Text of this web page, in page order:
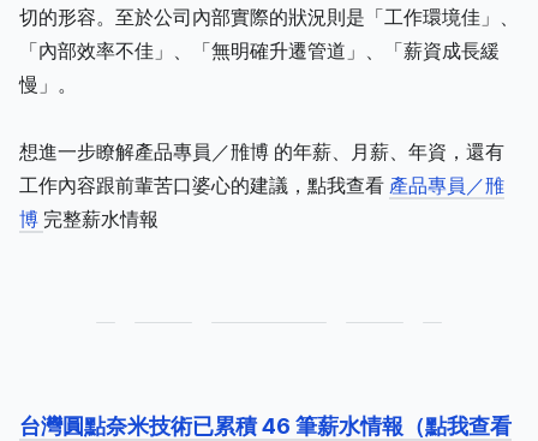
切的形容。至於公司內部實際的狀況則是「工作環境佳」、
「內部效率不佳」、「無明確升遷管道」、「薪資成長緩
慢」。
想進一步瞭解產品專員／雃博 的年薪、月薪、年資，還有
工作內容跟前輩苦口婆心的建議，點我查看 產品專員／雃
博 完整薪水情報
台灣圓點奈米技術已累積 46 筆薪水情報（點我查看